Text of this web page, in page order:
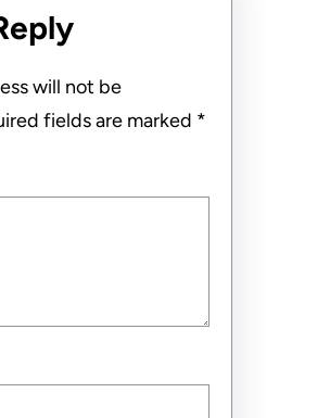
will not be
fields are marked *